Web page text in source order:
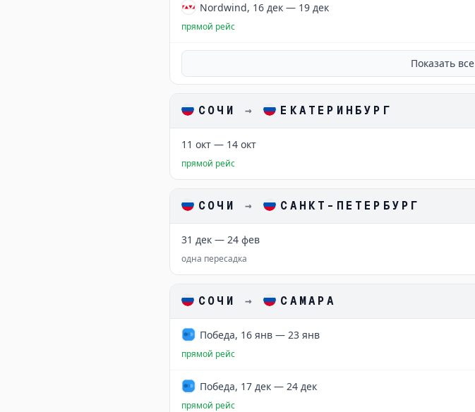
Nordwind, 16 дек — 19 дек
прямой рейс
Показать все
СОЧИ → ЕКАТЕРИНБУРГ
11 окт — 14 окт
прямой рейс
СОЧИ → САНКТ-ПЕТЕРБУРГ
31 дек — 24 фев
одна пересадка
СОЧИ → САМАРА
Победа, 16 янв — 23 янв
прямой рейс
Победа, 17 дек — 24 дек
прямой рейс